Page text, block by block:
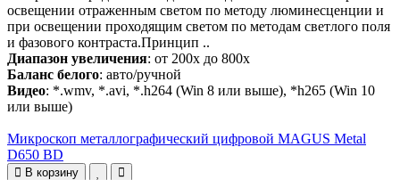
освещении отраженным светом по методу люминесценции и
при освещении проходящим светом по методам светлого поля
и фазового контраста.Принцип ..
Диапазон увеличения: от 200х до 800х
Баланс белого: авто/ручной
Видео: *.wmv, *.avi, *.h264 (Win 8 или выше), *h265 (Win 10
или выше)
Микроскоп металлографический цифровой MAGUS Metal
D650 BD
В корзину